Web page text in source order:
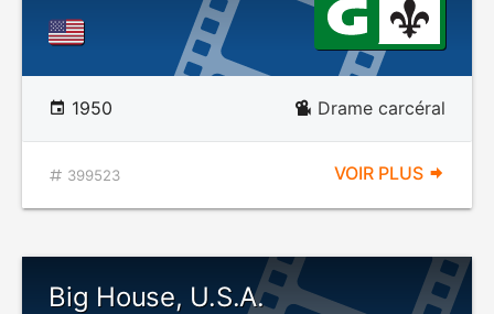
1950 Drame carcéral
399523 VOIR PLUS
Big House, U.S.A.